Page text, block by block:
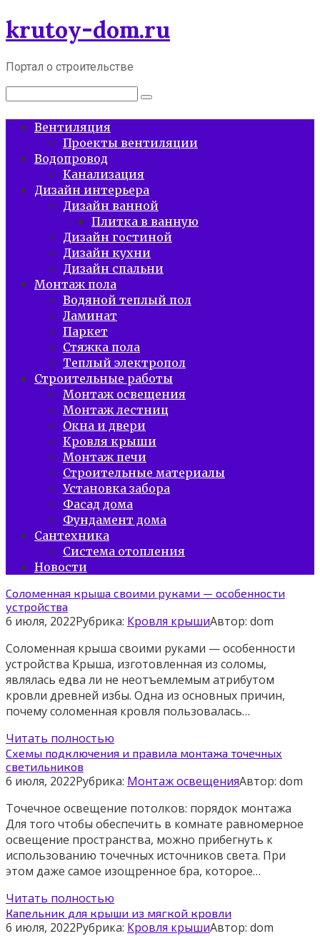
Перейти
к
krutoy-dom.ru
Портал о строительстве
Поиск:
Вентиляция
Проекты вентиляции
Водопровод
Канализация
Дизайн интерьера
Дизайн ванной
Плитка в ванную
Дизайн гостиной
Дизайн кухни
Дизайн спальни
Монтаж пола
Водяной теплый пол
Ламинат
Паркет
Стяжка пола
Теплый электропол
Строительные работы
Монтаж освещения
Монтаж лестниц
Окна и двери
Кровля крыши
Монтаж печи
Строительные материалы
Установка забора
Фасад дома
Фундамент дома
Сантехника
Система отопления
Новости
Соломенная крыша своими руками — особенности
устройства
6 июля, 2022Рубрика: Кровля крышиАвтор: dom
Соломенная крыша своими руками — особенности
устройства Крыша, изготовленная из соломы,
являлась едва ли не неотъемлемым атрибутом
кровли древней избы. Одна из основных причин,
почему соломенная кровля пользовалась…
Читать полностью
Схемы подключения и правила монтажа точечных
светильников
6 июля, 2022Рубрика: Монтаж освещенияАвтор: dom
Точечное освещение потолков: порядок монтажа
Для того чтобы обеспечить в комнате равномерное
освещение пространства, можно прибегнуть к
использованию точечных источников света. При
этом даже самое изощренное бра, которое…
Читать полностью
Капельник для крыши из мягкой кровли
6 июля, 2022Рубрика: Кровля крышиАвтор: dom